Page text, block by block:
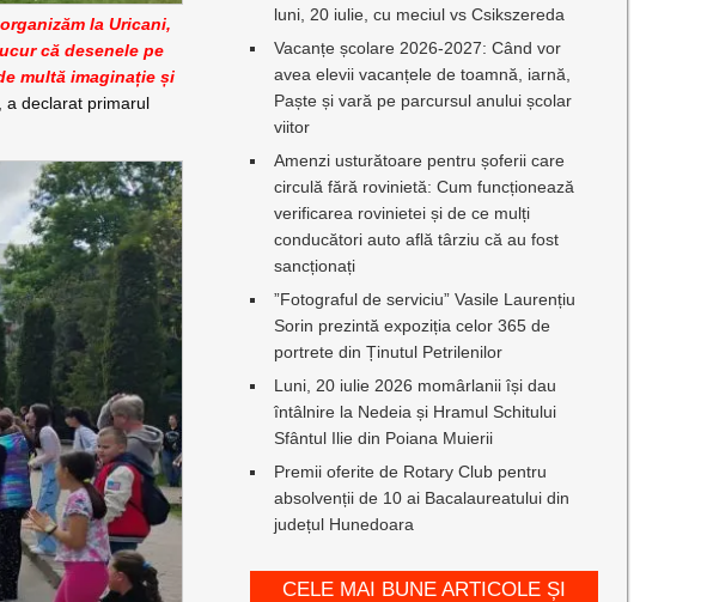
la Uricani,
că desenele pe
multă imaginație și
, a declarat primarul
luni, 20 iulie, cu meciul vs Csikszereda
Vacanțe școlare 2026-2027: Când vor
avea elevii vacanțele de toamnă, iarnă,
Paște și vară pe parcursul anului școlar
viitor
Amenzi usturătoare pentru șoferii care
circulă fără rovinietă: Cum funcționează
verificarea rovinietei și de ce mulți
conducători auto află târziu că au fost
sancționați
”Fotograful de serviciu” Vasile Laurențiu
Sorin prezintă expoziția celor 365 de
portrete din Ținutul Petrilenilor
Luni, 20 iulie 2026 momârlanii își dau
întâlnire la Nedeia și Hramul Schitului
Sfântul Ilie din Poiana Muierii
Premii oferite de Rotary Club pentru
absolvenții de 10 ai Bacalaureatului din
județul Hunedoara
CELE MAI BUNE ARTICOLE ȘI